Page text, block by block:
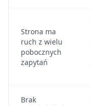
Strona ma
ruch z wielu
pobocznych
zapytań
Brak